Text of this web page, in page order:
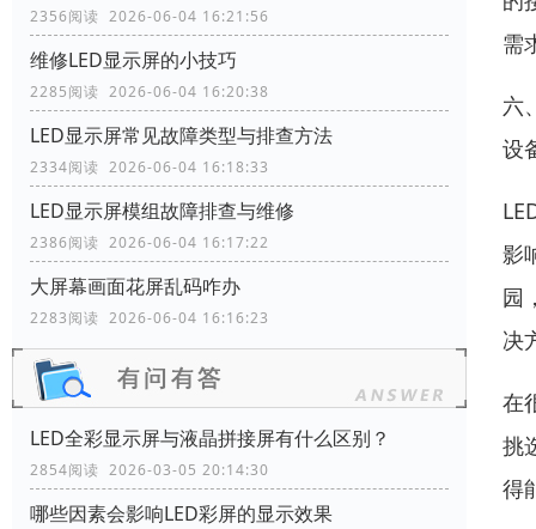
2356阅读 2026-06-04 16:21:56
维修LED显示屏的小技巧
2285阅读 2026-06-04 16:20:38
LED显示屏常见故障类型与排查方法
2334阅读 2026-06-04 16:18:33
LED显示屏模组故障排查与维修
2386阅读 2026-06-04 16:17:22
大屏幕画面花屏乱码咋办
2283阅读 2026-06-04 16:16:23
LED全彩显示屏与液晶拼接屏有什么区别？
2854阅读 2026-03-05 20:14:30
哪些因素会影响LED彩屏的显示效果
需
六
设
影
园
决
在
挑
得